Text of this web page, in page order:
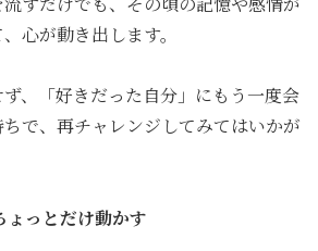
心が動き出します。
、「好きだった自分」にもう一度会
で、再チャレンジしてみてはいかが
っとだけ動かす